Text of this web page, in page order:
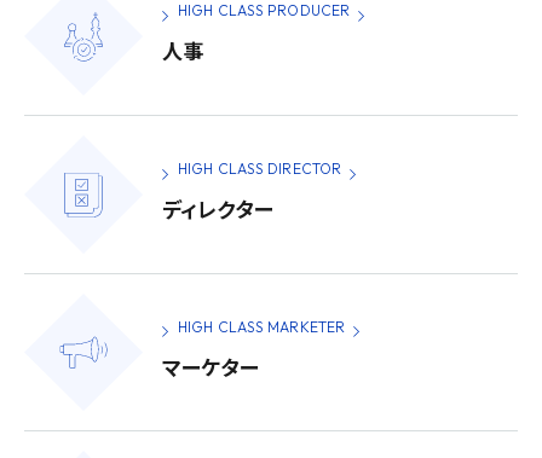
HIGH CLASS PRODUCER
人事
HIGH CLASS DIRECTOR
ディレクター
HIGH CLASS MARKETER
マーケター